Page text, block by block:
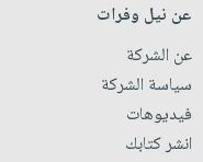
عن نيل وفرات
عن الشركة
سياسة الشركة
فيديوهات
انشر كتابك